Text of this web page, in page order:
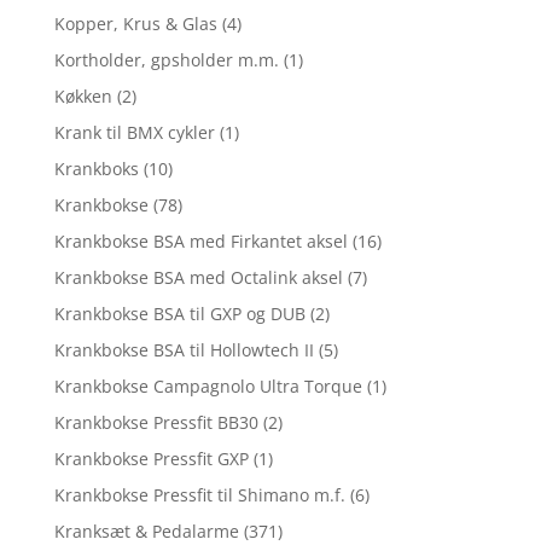
Kopper, Krus & Glas (4)
Kortholder, gpsholder m.m. (1)
Køkken (2)
Krank til BMX cykler (1)
Krankboks (10)
Krankbokse (78)
Krankbokse BSA med Firkantet aksel (16)
Krankbokse BSA med Octalink aksel (7)
Krankbokse BSA til GXP og DUB (2)
Krankbokse BSA til Hollowtech II (5)
Krankbokse Campagnolo Ultra Torque (1)
Krankbokse Pressfit BB30 (2)
Krankbokse Pressfit GXP (1)
Krankbokse Pressfit til Shimano m.f. (6)
Kranksæt & Pedalarme (371)